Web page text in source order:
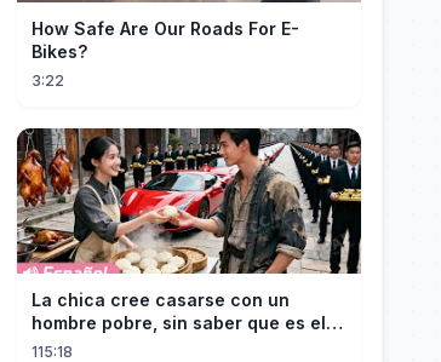
How Safe Are Our Roads For E-
Bikes?
3:22
La chica cree casarse con un
hombre pobre, sin saber que es el
hombre más rico del mundo
115:18